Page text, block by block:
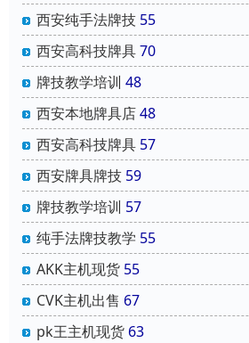
西安纯手法牌技 55
西安高科技牌具70
牌技教学培训 48
西安本地牌具店48
西安高科技牌具 57
西安牌具牌技 59
牌技教学培训 57
纯手法牌技教学 55
AKK主机现货 55
CVK主机出售 67
pk王主机现货 63